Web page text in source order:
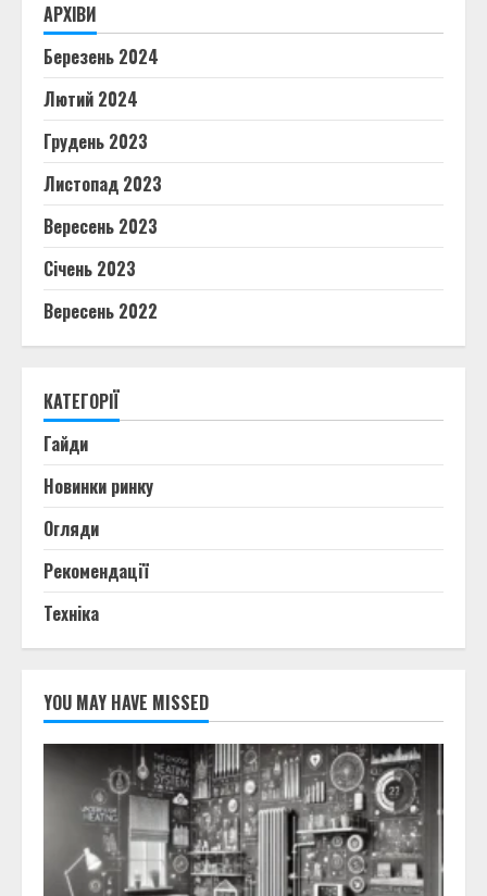
АРХІВИ
Березень 2024
Лютий 2024
Грудень 2023
Листопад 2023
Вересень 2023
Січень 2023
Вересень 2022
КАТЕГОРІЇ
Гайди
Новинки ринку
Огляди
Рекомендації
Техніка
YOU MAY HAVE MISSED